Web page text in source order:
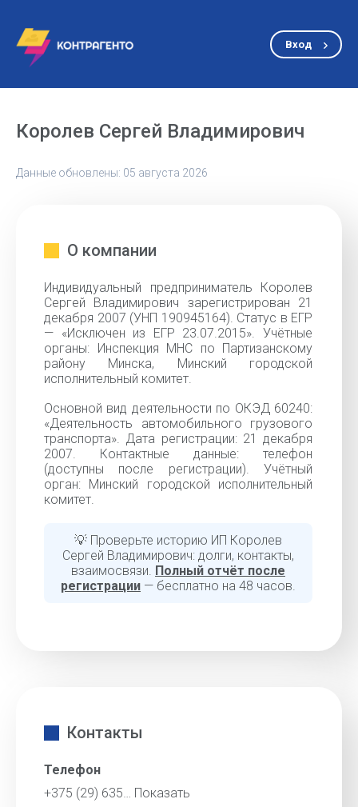
Вход
Королев Сергей Владимирович
Данные обновлены: 05 августа 2026
О компании
Индивидуальный предприниматель Королев
Сергей Владимирович зарегистрирован 21
декабря 2007 (УНП 190945164). Статус в ЕГР
— «Исключен из ЕГР 23.07.2015». Учётные
органы: Инспекция МНС по Партизанскому
району Минска, Минский городской
исполнительный комитет.
Основной вид деятельности по ОКЭД 60240:
«Деятельность автомобильного грузового
транспорта». Дата регистрации: 21 декабря
2007. Контактные данные: телефон
(доступны после регистрации). Учётный
орган: Минский городской исполнительный
комитет.
💡 Проверьте историю ИП Королев
Сергей Владимирович: долги, контакты,
взаимосвязи. Полный отчёт после
регистрации — бесплатно на 48 часов.
Контакты
Телефон
+375 (29) 635… Показать